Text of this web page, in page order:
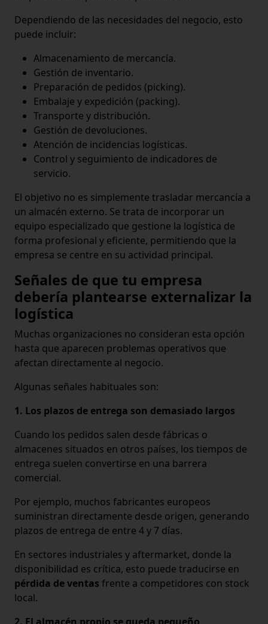
Dependiendo de las necesidades del negocio, esto
puede incluir:
Almacenamiento de mercancía.
Gestión de inventario.
Preparación de pedidos (picking).
Embalaje y expedición (packing).
Transporte y distribución.
Gestión de devoluciones.
Atención de incidencias logísticas.
Control y seguimiento de indicadores de
servicio.
El objetivo no es simplemente trasladar mercancía a
un almacén externo. Se trata de incorporar un
equipo especializado que gestione la logística de
forma profesional y eficiente, permitiendo que la
empresa se centre en su actividad principal.
Señales de que tu empresa
debería plantearse externalizar la
logística
Muchas organizaciones no consideran esta opción
hasta que aparecen problemas operativos que
afectan directamente al negocio.
Algunas señales habituales son:
1. Los plazos de entrega son demasiado largos
Cuando los pedidos salen desde fábricas o
almacenes situados en otros países, los tiempos de
entrega suelen convertirse en una barrera
comercial.
Por ejemplo, muchos fabricantes europeos
suministran directamente desde origen, generando
plazos de entrega de entre 4 y 7 días.
En sectores industriales y aftermarket, donde la
disponibilidad es crítica, esto puede traducirse en
pérdida de ventas frente a competidores con stock
local.